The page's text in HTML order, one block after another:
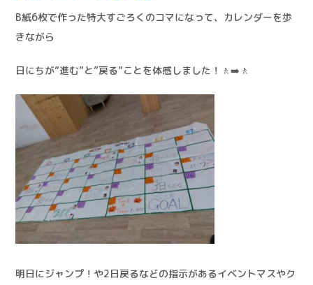
B紙6枚で作った特大すごろくのコマになって、カレンダーを歩
きながら
日にちが”進む”と”戻る”ことを体感しました！🚶‍➡️🚶
明日にジャンプ！や2日戻るなどの指示があるイベントマスやク